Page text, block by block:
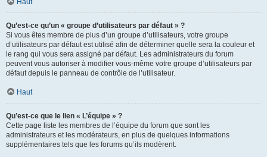
Haut
Qu’est-ce qu’un « groupe d’utilisateurs par défaut » ?
Si vous êtes membre de plus d’un groupe d’utilisateurs, votre groupe
d’utilisateurs par défaut est utilisé afin de déterminer quelle sera la couleur et
le rang qui vous sera assigné par défaut. Les administrateurs du forum
peuvent vous autoriser à modifier vous-même votre groupe d’utilisateurs par
défaut depuis le panneau de contrôle de l’utilisateur.
Haut
Qu’est-ce que le lien « L’équipe » ?
Cette page liste les membres de l’équipe du forum que sont les
administrateurs et les modérateurs, en plus de quelques informations
supplémentaires tels que les forums qu’ils modèrent.